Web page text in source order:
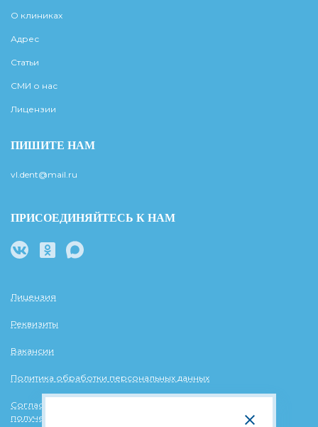
О клиниках
Адрес
Статьи
СМИ о нас
Лицензии
ПИШИТЕ НАМ
vl.dent@mail.ru
ПРИСОЕДИНЯЙТЕСЬ К НАМ
Лицензия
Реквизиты
Вакансии
Политика обработки персональных данных
Согласие на обработку персональных данных в целях
получения рассылок информационного и рекламного